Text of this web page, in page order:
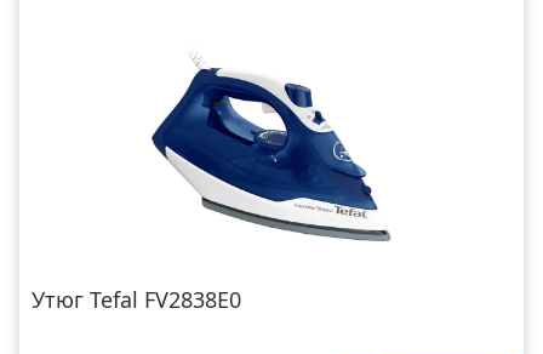
Утюг Tefal FV2838E0